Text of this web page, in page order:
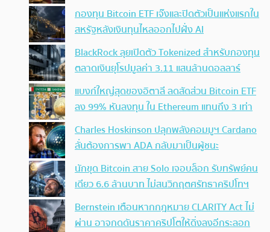
กองทุน Bitcoin ETF เจ๊งและปิดตัวเป็นแห่งแรกใน
สหรัฐหลังเงินทุนไหลออกไปฝั่ง AI
BlackRock ลุยเปิดตัว Tokenized สำหรับกองทุน
ตลาดเงินยุโรปมูลค่า 3.11 แสนล้านดอลลาร์
แบงก์ใหญ่สุดของอิตาลี ลดสัดส่วน Bitcoin ETF
ลง 99% หันลงทุน ใน Ethereum แทนถึง 3 เท่า
Charles Hoskinson ปลุกพลังคอมมูฯ Cardano
ลั่นต้องการพา ADA กลับมาเป็นผู้ชนะ
นักขุด Bitcoin สาย Solo เจอบล็อก รับทรัพย์คน
เดียว 6.6 ล้านบาท ไม่สนวิกฤตศรัทธาคริปโทฯ
Bernstein เตือนหากกฎหมาย CLARITY Act ไม่
ผ่าน อาจกดดันราคาคริปโตให้ดิ่งลงอีกระลอก